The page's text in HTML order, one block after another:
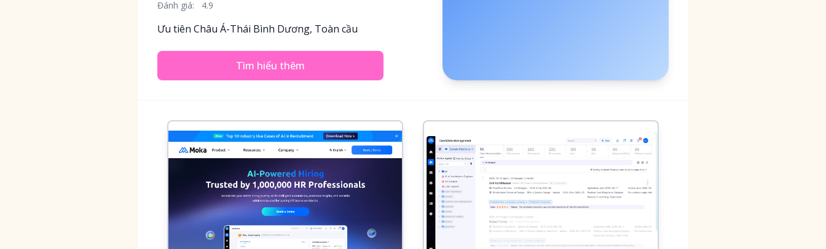
Đánh giá: 4.9
Ưu tiên Châu Á-Thái Bình Dương, Toàn cầu
Tìm hiểu thêm